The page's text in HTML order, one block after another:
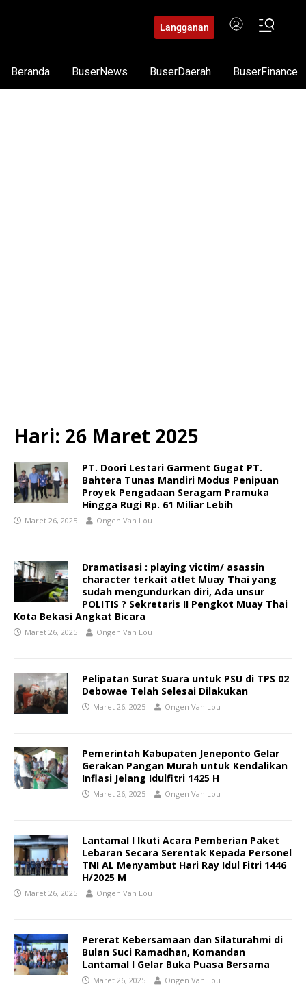
Langganan
Beranda BuserNews BuserDaerah BuserFinance
Hari: 26 Maret 2025
PT. Doori Lestari Garment Gugat PT.
Bahtera Tunas Mandiri Modus Penipuan
Proyek Pengadaan Seragam Pramuka
Hingga Rugi Rp. 61 Miliar Lebih
Maret 26, 2025 Ongen Van Lou
Dramatisasi : playing victim/ asassin
character terkait atlet Muay Thai yang
sudah mengundurkan diri, Ada unsur
POLITIS ? Sekretaris II Pengkot Muay Thai
Kota Bekasi Angkat Bicara
Maret 26, 2025 Ongen Van Lou
Pelipatan Surat Suara untuk PSU di TPS 02
Debowae Telah Selesai Dilakukan
Maret 26, 2025 Ongen Van Lou
Pemerintah Kabupaten Jeneponto Gelar
Gerakan Pangan Murah untuk Kendalikan
Inflasi Jelang Idulfitri 1425 H
Maret 26, 2025 Ongen Van Lou
Lantamal I Ikuti Acara Pemberian Paket
Lebaran Secara Serentak Kepada Personel
TNI AL Menyambut Hari Ray Idul Fitri 1446
H/2025 M
Maret 26, 2025 Ongen Van Lou
Pererat Kebersamaan dan Silaturahmi di
Bulan Suci Ramadhan, Komandan
Lantamal I Gelar Buka Puasa Bersama
Maret 26, 2025 Ongen Van Lou